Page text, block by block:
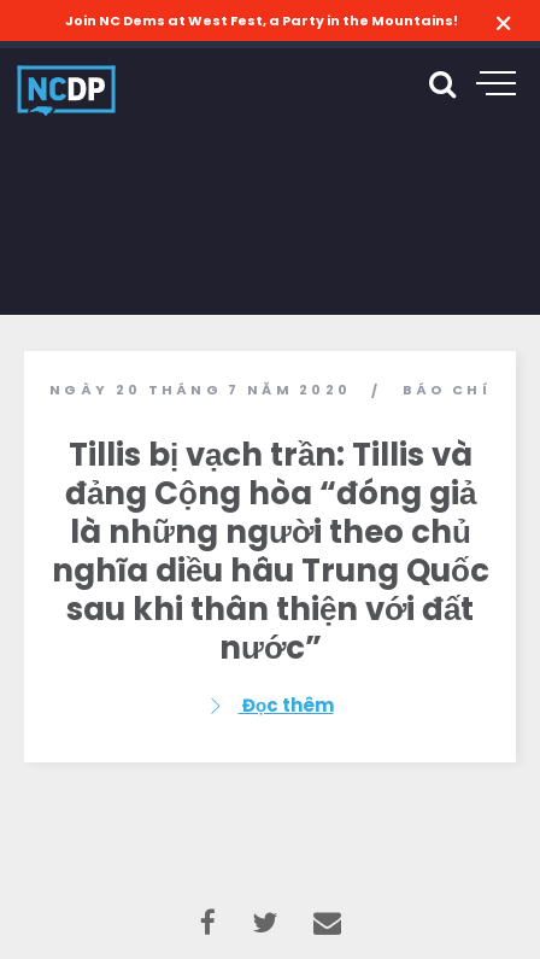
Join NC Dems at West Fest, a Party in the Mountains!
NGÀY 20 THÁNG 7 NĂM 2020 / BÁO CHÍ
Tillis bị vạch trần: Tillis và
đảng Cộng hòa “đóng giả
là những người theo chủ
nghĩa diều hâu Trung Quốc
sau khi thân thiện với đất
nước”
Đọc thêm